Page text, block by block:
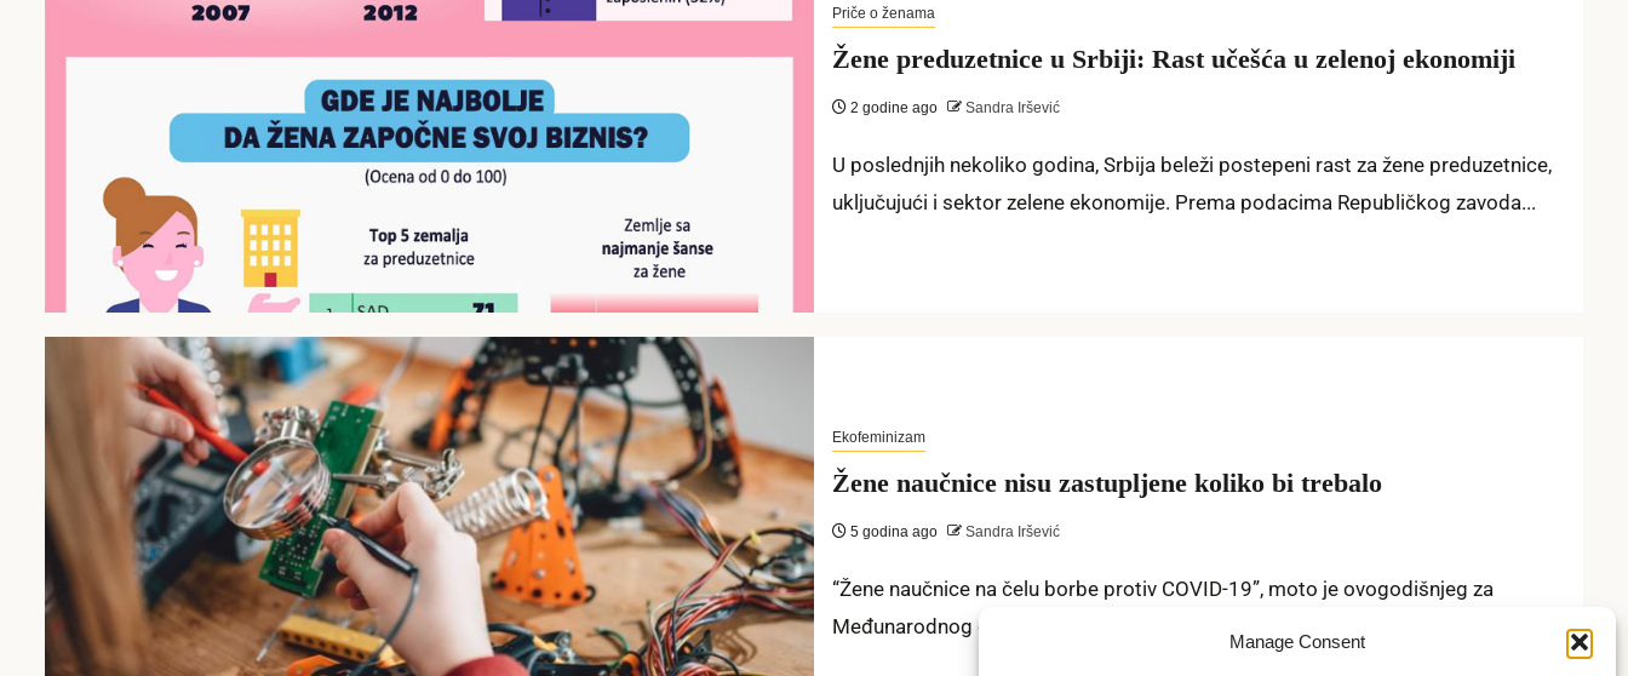
Manage Consent
Priče o ženama
Žene preduzetnice u Srbiji: Rast učešća u zelenoj ekonomiji
2 godine ago Sandra Iršević
U poslednjih nekoliko godina, Srbija beleži postepeni rast za žene preduzetnice,
uključujući i sektor zelene ekonomije. Prema podacima Republičkog zavoda...
Ekofeminizam
Žene naučnice nisu zastupljene koliko bi trebalo
5 godina ago Sandra Iršević
“Žene naučnice na čelu borbe protiv COVID-19”, moto je ovogodišnjeg za
Međunarodnog dana žena i devojaka u nauci. Od izbijanja...